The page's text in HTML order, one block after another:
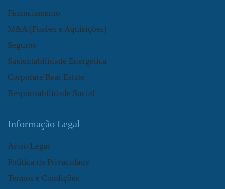
Financiamento
M&A (Fusões e Aquisições)
Seguros
Sustentabilidade Energética
Corporate Real Estate
Responsabilidade Social
Informação Legal
Aviso Legal
Política de Privacidade
Termos e Condições